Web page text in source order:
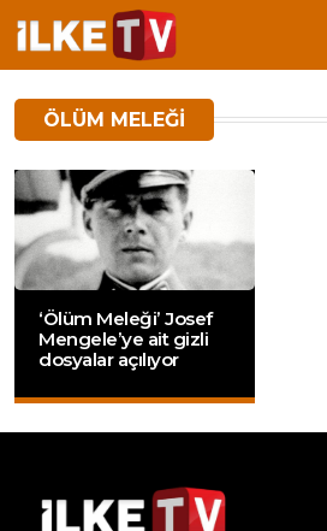
ÖLÜM MELEĞI
‘Ölüm Meleği’ Josef
Mengele’ye ait gizli
dosyalar açılıyor